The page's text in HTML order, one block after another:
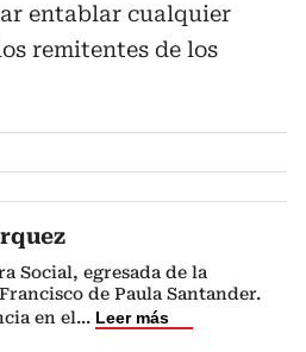
entablar cualquier
remitentes de los
Social, egresada de la
de Paula Santander.
en el... Leer más